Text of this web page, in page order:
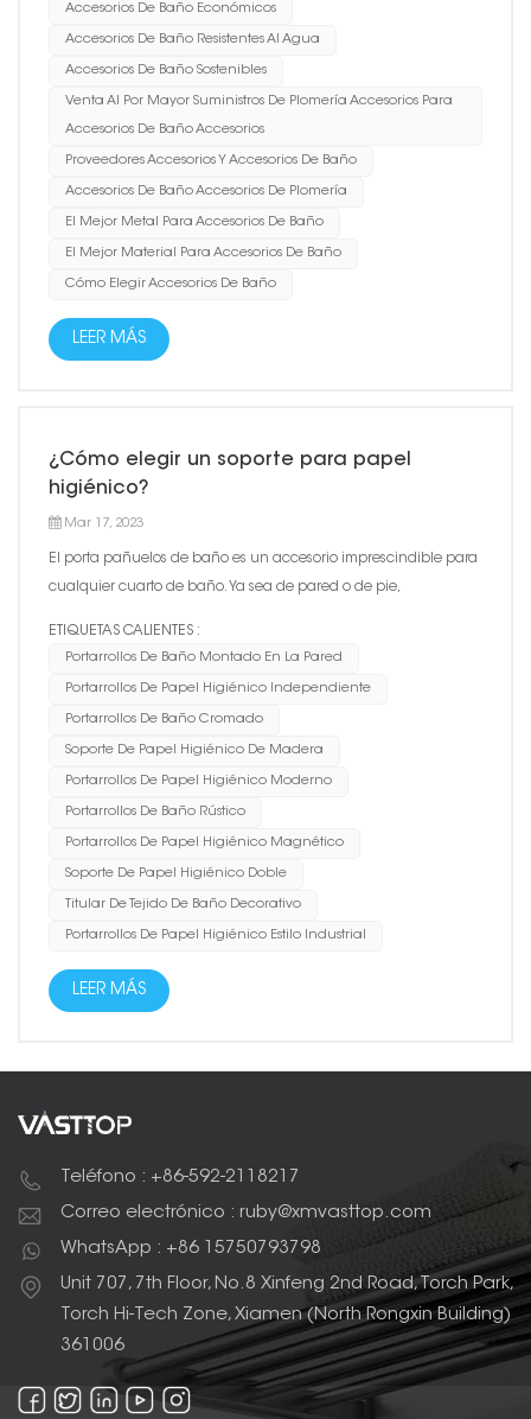
En este blog, exploraremos algunos de los materiales má...
Accesorios De Baño Económicos
Accesorios De Baño Resistentes Al Agua
Accesorios De Baño Sostenibles
Venta Al Por Mayor Suministros De Plomería Accesorios Para
Accesorios De Baño Accesorios
Proveedores Accesorios Y Accesorios De Baño
Accesorios De Baño Accesorios De Plomería
El Mejor Metal Para Accesorios De Baño
El Mejor Material Para Accesorios De Baño
Cómo Elegir Accesorios De Baño
LEER MÁS
¿Cómo elegir un soporte para papel
higiénico?
Mar 17, 2023
El porta pañuelos de baño es un accesorio imprescindible para
cualquier cuarto de baño. Ya sea de pared o de pie,
ETIQUETAS CALIENTES :
Portarrollos De Baño Montado En La Pared
Portarrollos De Papel Higiénico Independiente
Portarrollos De Baño Cromado
Soporte De Papel Higiénico De Madera
Portarrollos De Papel Higiénico Moderno
Portarrollos De Baño Rústico
Portarrollos De Papel Higiénico Magnético
Soporte De Papel Higiénico Doble
Titular De Tejido De Baño Decorativo
Portarrollos De Papel Higiénico Estilo Industrial
LEER MÁS
Teléfono : +86-592-2118217
Correo electrónico : ruby@xmvasttop.com
WhatsApp : +86 15750793798
Unit 707, 7th Floor, No.8 Xinfeng 2nd Road, Torch Park,
Torch Hi-Tech Zone, Xiamen (North Rongxin Building)
361006